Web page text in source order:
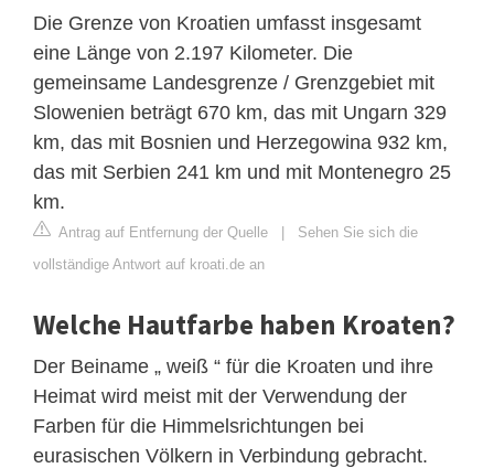
Die Grenze von Kroatien umfasst insgesamt
eine Länge von 2.197 Kilometer. Die
gemeinsame Landesgrenze / Grenzgebiet mit
Slowenien beträgt 670 km, das mit Ungarn 329
km, das mit Bosnien und Herzegowina 932 km,
das mit Serbien 241 km und mit Montenegro 25
km.
Antrag auf Entfernung der Quelle | Sehen Sie sich die
vollständige Antwort auf kroati.de an
Welche Hautfarbe haben Kroaten?
Der Beiname „ weiß “ für die Kroaten und ihre
Heimat wird meist mit der Verwendung der
Farben für die Himmelsrichtungen bei
eurasischen Völkern in Verbindung gebracht.